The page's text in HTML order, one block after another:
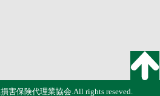
害保険代理業協会.All rights reseved.